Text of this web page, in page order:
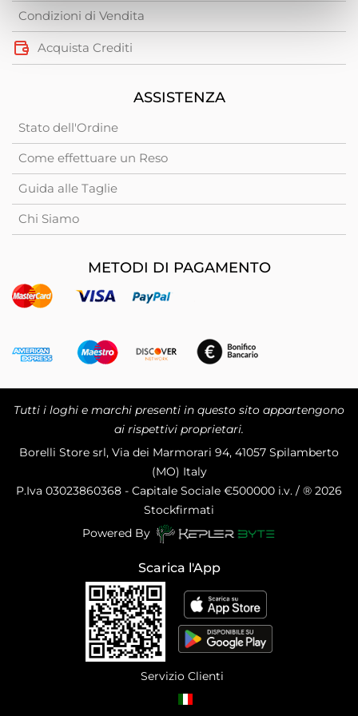
Condizioni di Vendita
Acquista Crediti
ASSISTENZA
Stato dell'Ordine
Come effettuare un Reso
Guida alle Taglie
Chi Siamo
METODI DI PAGAMENTO
Tutti i loghi e marchi presenti in questo sito appartengono
ai rispettivi proprietari.
Borelli Store srl, Via dei Marmorari 94, 41057 Spilamberto
(MO) Italy
P.Iva 03023860368 - Capitale Sociale €500000 i.v. / ® 2026
Stockfirmati
Powered By
Scarica l'App
Servizio Clienti